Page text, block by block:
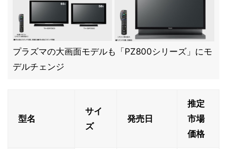
プラズマの大画面モデルも「PZ800シリーズ」にモ
デルチェンジ
型名
サイ
ズ
発売日
推定
市場
価格